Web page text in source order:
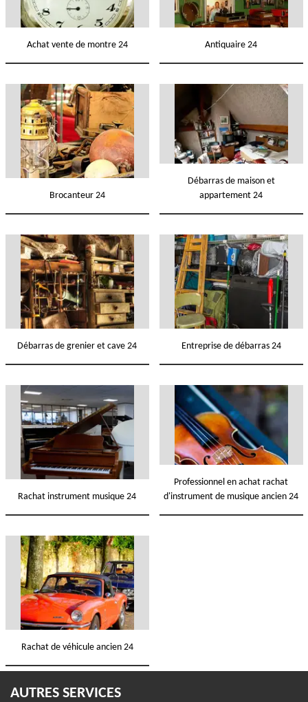
Achat vente de montre 24 Antiquaire 24
Brocanteur 24
Débarras de maison et
appartement 24
Débarras de grenier et cave 24 Entreprise de débarras 24
Rachat instrument musique 24
Professionnel en achat rachat
d'instrument de musique ancien 24
Rachat de véhicule ancien 24
AUTRES SERVICES